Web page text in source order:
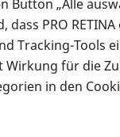
Button „Alle
PRO
Tracking-Tools
Wirkung für die
in den